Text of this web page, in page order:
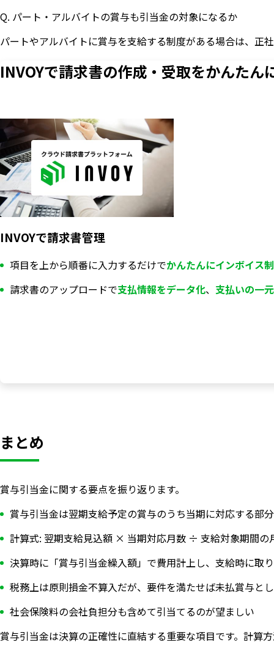
Q. パート・アルバイトの賞与も引当金の対象になるか
パートやアルバイトに賞与を支給する制度がある場合は、正
INVOYで請求書の作成・ 受取をかんたん
INVOYで請求書管理
項目を上から順番に入力するだけでかんたんにインボイス
請求書のアップロードで支払情報をデータ化、 支払いの一
まとめ
賞与引当金に関する要点を振り返ります。
賞与引当金は翌期支給予定の賞与のうち当期に対応する部
計算式: 翌期支給見込額 × 当期対応月数 ÷ 支給対象期間の
決算時に「賞与引当金繰入額」で費用計上し、支給時に取
税務上は原則損金不算入だが、要件を満たせば未払賞与と
社会保険料の会社負担分も含めて引当てるのが望ましい
賞与引当金は決算の正確性に直結する重要な項目です。計算